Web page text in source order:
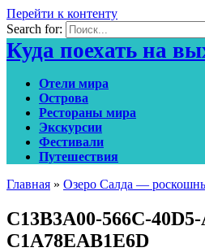
Перейти к контенту
Search for:
Куда поехать на
Отели мира
Острова
Рестораны мира
Экскурсии
Фестивали
Путешествия
Главная » Озеро Салда —
C13B3A00-566C-
C1A78EAB1E6D